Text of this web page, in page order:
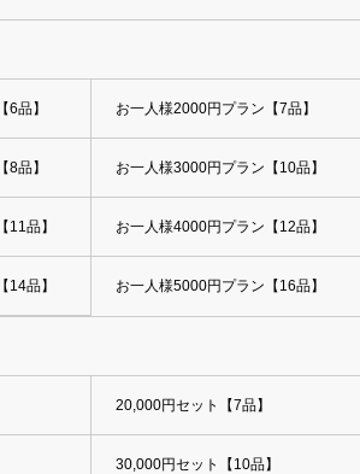
品】 お一人様2000円プラン【7品】
品】 お一人様3000円プラン【10品】
11品】 お一人様4000円プラン【12品】
14品】 お一人様5000円プラン【16品】
20,000円セット【7品】
30,000円セット【10品】